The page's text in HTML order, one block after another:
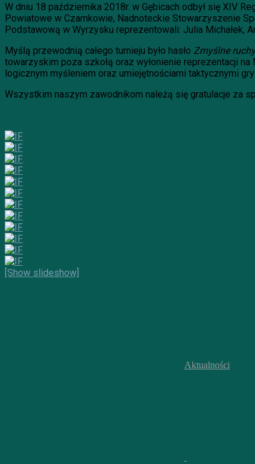
W dniu 18 października 2018r. w Gębicach odbył się XIV
Powiatowe w Czarnkowie, Nadnoteckie Stowarzyszenie
Podstawową w Wyrzysku reprezentowali: Julia Michałek,
Myślą przewodnią całego turnieju było hasło Zmyślne
towarzyskim poza szkołą oraz wyłonienie reprezentacji
logicznym myśleniem oraz umiejętnościami taktycznymi gry
Wszystkim naszym zawodnikom należą się gratulacje za
[Show slideshow]
Aktualności